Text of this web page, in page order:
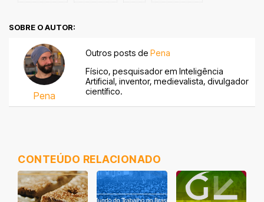
SOBRE O AUTOR:
Pena
Outros posts de Pena
Físico, pesquisador em Inteligência
Artificial, inventor, medievalista, divulgador
científico.
CONTEÚDO RELACIONADO